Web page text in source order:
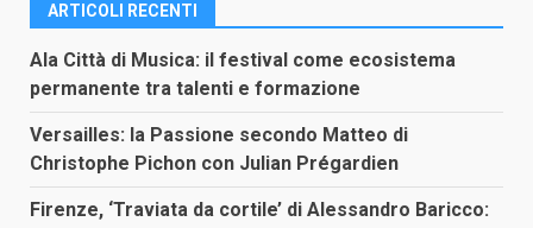
ARTICOLI RECENTI
Ala Città di Musica: il festival come ecosistema
permanente tra talenti e formazione
Versailles: la Passione secondo Matteo di
Christophe Pichon con Julian Prégardien
Firenze, ‘Traviata da cortile’ di Alessandro Baricco: